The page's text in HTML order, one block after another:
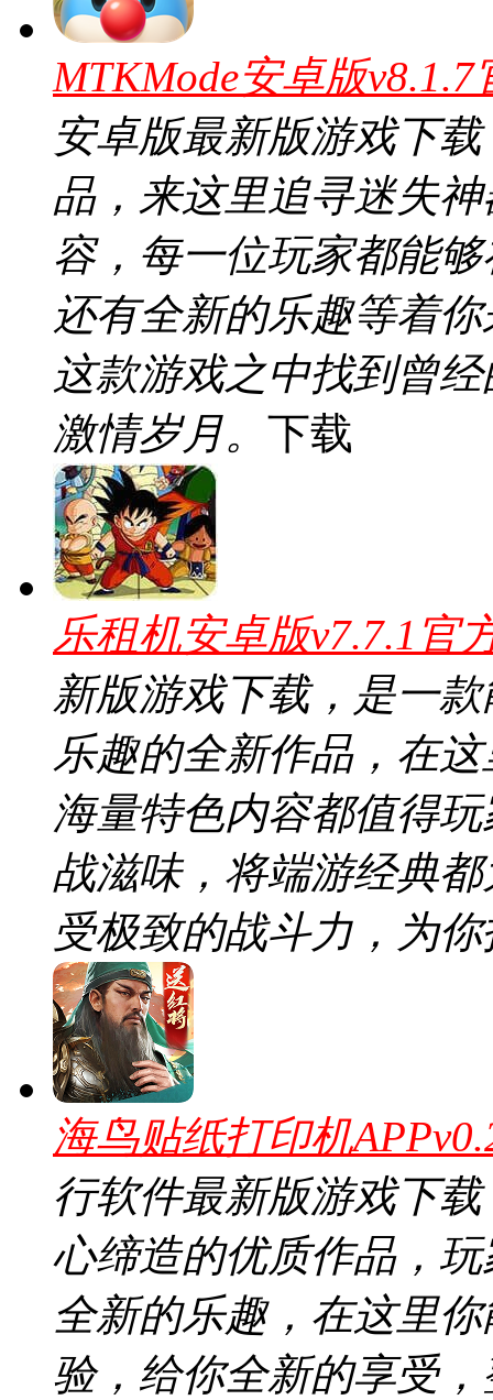
MTKMode安卓版v8.1.7
安卓版最新版游戏下
品，来这里追寻迷失
容，每一位玩家都能
还有全新的乐趣等着
这款游戏之中找到曾
激情岁月。 下载
乐租机安卓版v7.7.1官
新版游戏下载，是一
乐趣的全新作品，在
海量特色内容都值得
战滋味，将端游经典
受极致的战斗力，为
海鸟贴纸打印机
行软件最新版游戏下
心缔造的优质作品，
全新的乐趣，在这里
验，给你全新的享受